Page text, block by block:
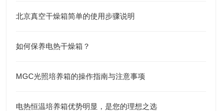
北京真空干燥箱简单的使用步骤说明
如何保养电热干燥箱？
MGC光照培养箱的操作指南与注意事项
电热恒温培养箱优势明显，是您的理想之选